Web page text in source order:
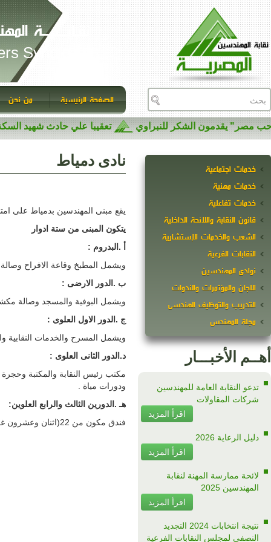
المشروعات الاحداث المهمة البوم الصور اتصل بنا
أول اجتماعات المجلس الاعلي تهنئة نقيب المهندسين
نادى المهندسين بدمياط
فى موقع فريد على النيل مباشرة
خارجى ودورات مياة ومنطقة العاب الاطفال .
ومكتب امين النقابة ودورات مياة .
وقاعة زجاجية وقاعات التدريب والمسرح ومركز التدريب والكمبيوتر